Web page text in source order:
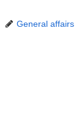
General affairs